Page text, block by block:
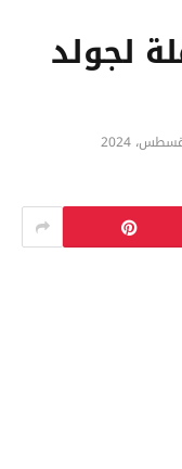
لجولد